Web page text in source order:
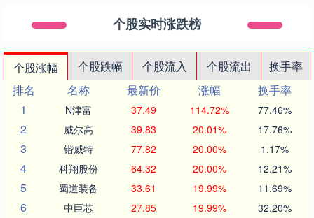
个股实时涨跌榜
个股涨幅 个股跌幅 个股流入 个股流出
换手率
排名
名称 最新价 涨幅
换手率
1
N津富 37.49 114.72% 77.46%
2 威尔高 39.83 20.01% 17.76%
3 锴威特 77.82 20.00% 1.17%
4 科翔股份 64.32 20.00% 12.21%
5 蜀道装备 33.61 19.99% 11.69%
6 中巨芯 27.85 19.99% 32.20%